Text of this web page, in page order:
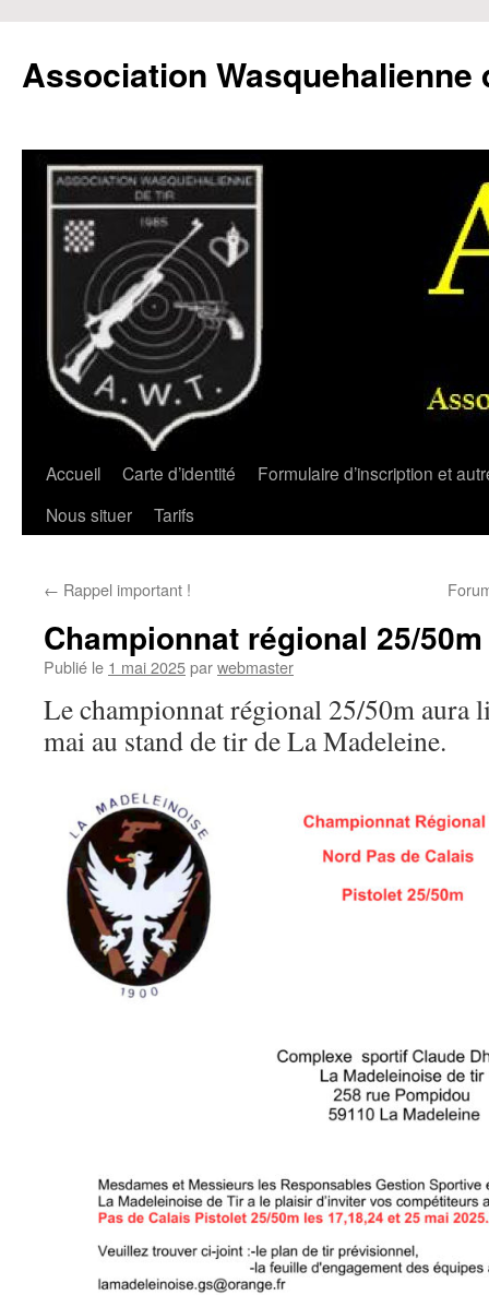
contenu
Association Wasquehalienne
Accueil Carte d’identité
Formulaire d’inscription et
Nous situer
Tarifs
← Rappel important !
Championnat régional 25/50m
Publié le 1 mai 2025parwebmaster
Le championnat régional 25/50m aura
mai au stand de tir de La Madeleine.